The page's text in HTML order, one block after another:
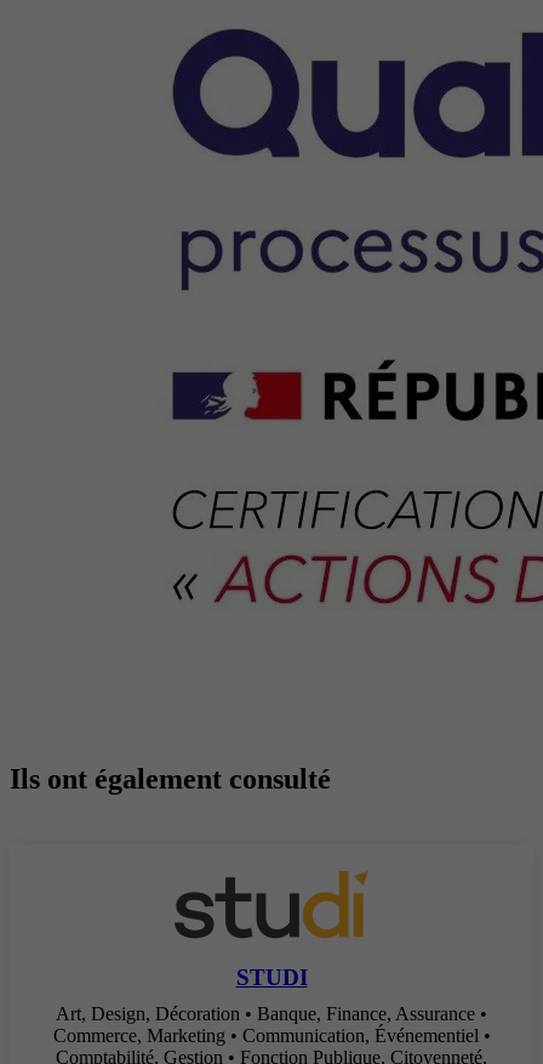
Ils ont également consulté
STUDI
Art, Design, Décoration • Banque, Finance, Assurance •
Commerce, Marketing • Communication, Événementiel •
Comptabilité, Gestion • Fonction Publique, Citoyenneté,